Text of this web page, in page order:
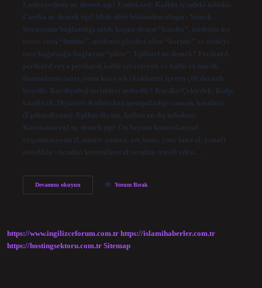
Endocardium ne demek tıp? Endokard: Kalbin içindeki tabaka.
Cardia ne demek tıp? Mide dört bölümden oluşur: Yemek
borusunun bağlandığı mide kapısı denen “kardia”, midenin üst
kısmı olan “fundus”, midenin gövdesi olan “korpus” ve mideyi
ince bağırsağa bağlayan “pilor”. Epikart ne demek? Perikard,
perikard veya perikard, kalbi çevreleyen ve kalbi ve büyük
damarların (aort, vena kava vb.) köklerini içeren çift duvarlı
kesedir. Kardiyoloji terimleri nelerdir? Kardia/Çekirdek: Kalp,
kardiyak. Diyastol: Kalbin kan pompaladığı zaman, kasılma
(Epikardiyum): Epikardiyum, kalbin en dış tabakası.
Kontralateral ne demek tıp? Ön beynin kontralateral
organizasyonu (Latince: contra, zıt; latus, yan; lateral, yanal)
öncelikle vücudun kontralateral tarafını temsil eden…
Devamını okuyunEndocardiumYorum Bırak
https://www.ingilizceforum.com.tr https://islamihaberler.com.tr
https://hostingsektoru.com.tr Sitemap